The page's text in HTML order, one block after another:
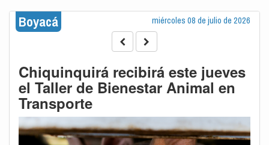
Boyacá miércoles 08 de julio de 2026
Chiquinquirá recibirá este jueves
el Taller de Bienestar Animal en
Transporte